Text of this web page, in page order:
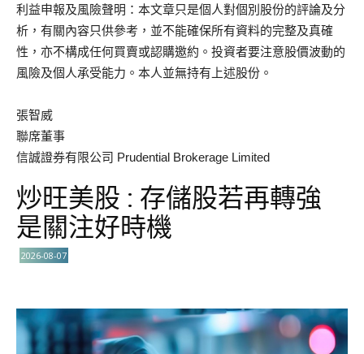
利益申報及風險聲明：本文章只是個人對個別股份的評論及分
析，有關內容只供參考，並不能確保所有資料的完整及真確
性，亦不構成任何買賣或認購邀約。投資者要注意股價波動的
風險及個人承受能力。本人並無持有上述股份。
張智威
聯席董事
信誠證券有限公司 Prudential Brokerage Limited
炒旺美股 : 存儲股若再轉強
是關注好時機
2026-08-07